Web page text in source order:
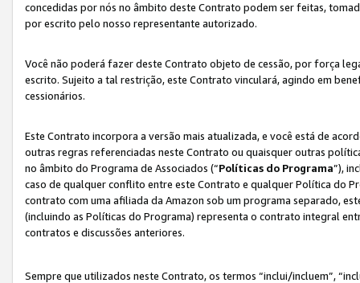
concedidas por nós no âmbito deste Contrato podem ser feitas,
por escrito pelo nosso representante autorizado.
Você não poderá fazer deste Contrato objeto de cessão, por força
escrito. Sujeito a tal restrição, este Contrato vinculará, agindo em
cessionários.
Este Contrato incorpora a versão mais atualizada, e você está de
outras regras referenciadas neste Contrato ou quaisquer outras
no âmbito do Programa de Associados (“Políticas do Programa”),
caso de qualquer conflito entre este Contrato e qualquer Política do
contrato com uma afiliada da Amazon sob um programa separado,
(incluindo as Políticas do Programa) representa o contrato integral
contratos e discussões anteriores.
Sempre que utilizados neste Contrato, os termos “inclui/incluem”,